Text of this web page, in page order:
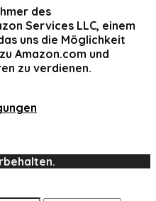
des
Services LLC, einem
uns die Möglichkeit
Amazon.com und
zu verdienen.